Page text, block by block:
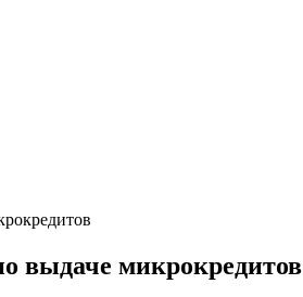
выдаче микрокредитов